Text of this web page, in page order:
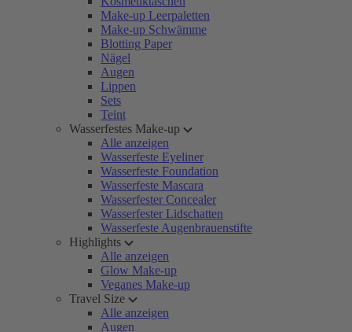
Make-up Leerpaletten
Make-up Schwämme
Blotting Paper
Nägel
Augen
Lippen
Sets
Teint
Wasserfestes Make-up
Alle anzeigen
Wasserfeste Eyeliner
Wasserfeste Foundation
Wasserfeste Mascara
Wasserfester Concealer
Wasserfester Lidschatten
Wasserfeste Augenbrauenstifte
Highlights
Alle anzeigen
Glow Make-up
Veganes Make-up
Travel Size
Alle anzeigen
Augen